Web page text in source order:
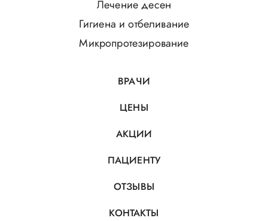
Лечение десен
Гигиена и отбеливание
Микропротезирование
ВРАЧИ
ЦЕНЫ
АКЦИИ
ПАЦИЕНТУ
ОТЗЫВЫ
КОНТАКТЫ